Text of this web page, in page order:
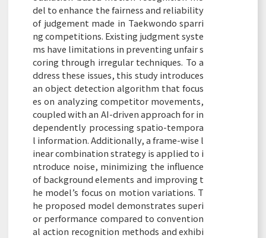
del to enhance the fairness and reliability
of judgement made in Taekwondo sparri
ng competitions. Existing judgment syste
ms have limitations in preventing unfair s
coring through irregular techniques. To a
ddress these issues, this study introduces
an object detection algorithm that focus
es on analyzing competitor movements,
coupled with an AI-driven approach for in
dependently processing spatio-tempora
l information. Additionally, a frame-wise l
inear combination strategy is applied to i
ntroduce noise, minimizing the influence
of background elements and improving t
he model’s focus on motion variations. T
he proposed model demonstrates superi
or performance compared to convention
al action recognition methods and exhibi